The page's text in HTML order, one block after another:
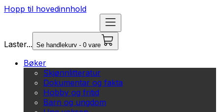
Hopp til hovedinnhold
Laster... Se handlekurv - 0 vare
Bøker
Skjønnlitteratur
Dokumentar og fakta
Hobby og fritid
Barn og ungdom